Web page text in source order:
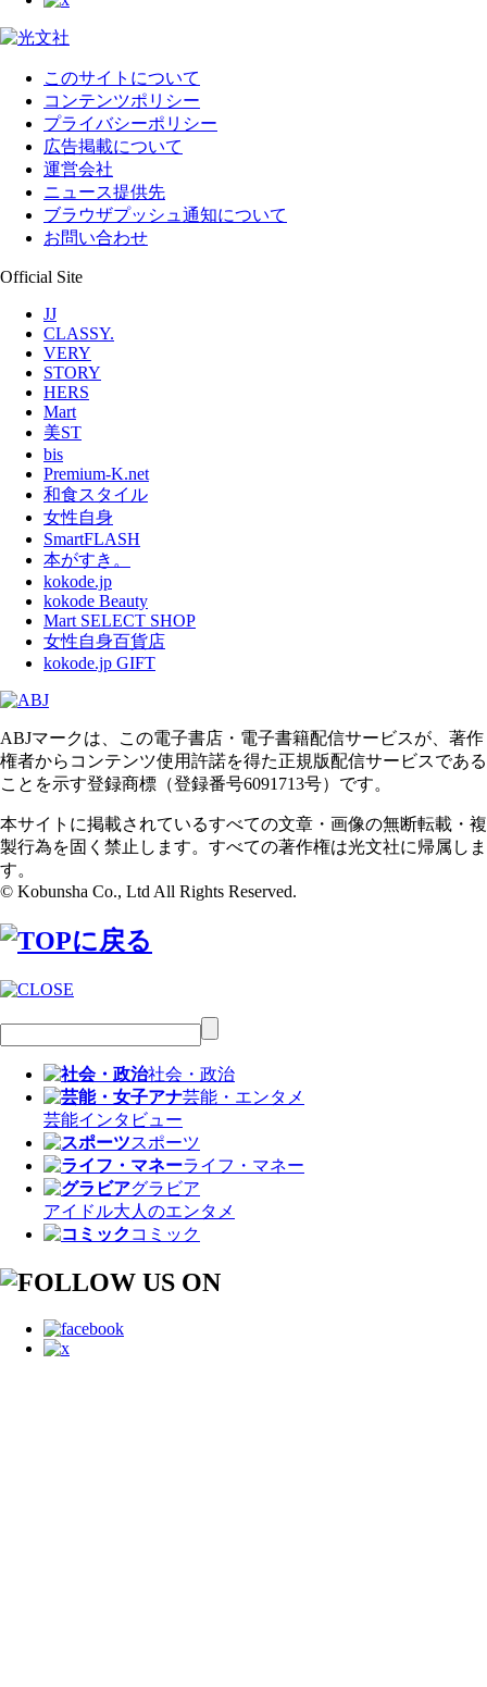
このサイトについて
コンテンツポリシー
プライバシーポリシー
広告掲載について
運営会社
ニュース提供先
ブラウザプッシュ通知について
お問い合わせ
Official Site
JJ
CLASSY.
VERY
STORY
HERS
Mart
美ST
bis
Premium-K.net
和食スタイル
女性自身
SmartFLASH
本がすき。
kokode.jp
kokode Beauty
Mart SELECT SHOP
女性自身百貨店
kokode.jp GIFT
ABJマークは、この電子書店・電子書籍配信サービスが、著作
権者からコンテンツ使用許諾を得た正規版配信サービスである
ことを示す登録商標（登録番号6091713号）です。
本サイトに掲載されているすべての文章・画像の無断転載・複
製行為を固く禁止します。すべての著作権は光文社に帰属しま
す。
© Kobunsha Co., Ltd All Rights Reserved.
社会・政治
芸能・エンタメ
芸能インタビュー
スポーツ
ライフ・マネー
グラビア
アイドル大人のエンタメ
コミック